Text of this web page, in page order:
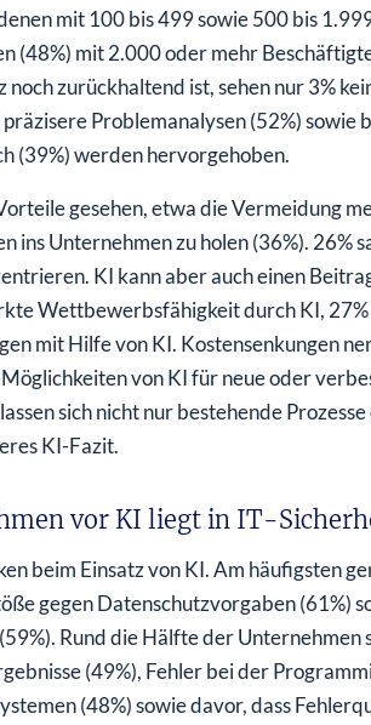
mit 100 bis 499 sowie 500 bis
(48%) mit 2.000 oder mehr
zurückhaltend ist, sehen nur 3%
Problemanalysen (52%) sowie
(39%) werden hervorgehoben.
gesehen, etwa die Vermeidung
Unternehmen zu holen (36%). 26%
KI kann aber auch einen
Wettbewerbsfähigkeit durch KI,
mit Hilfe von KI. Kostensenkungen
von KI für neue oder
sich nicht nur bestehende
KI-Fazit.
vor KI liegt in IT-
beim Einsatz von KI. Am häufigsten
gegen Datenschutzvorgaben (61%)
Rund die Hälfte der Unternehmen
(49%), Fehler bei der
(48%) sowie davor, dass